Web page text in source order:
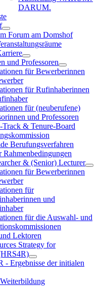
DARUM.
Forum am Domshof
und Professoren
für Bewerberinnen
für Rufinhaberinnen
für (neuberufene)
und Professoren
Track & Tenure-Board
Berufungsverfahren
Rahmenbedingungen
& (Senior) Lecturer
für Bewerberinnen
für
und
für die Auswahl- und
Lektoren
Strategy for
- Ergebnisse der initialen